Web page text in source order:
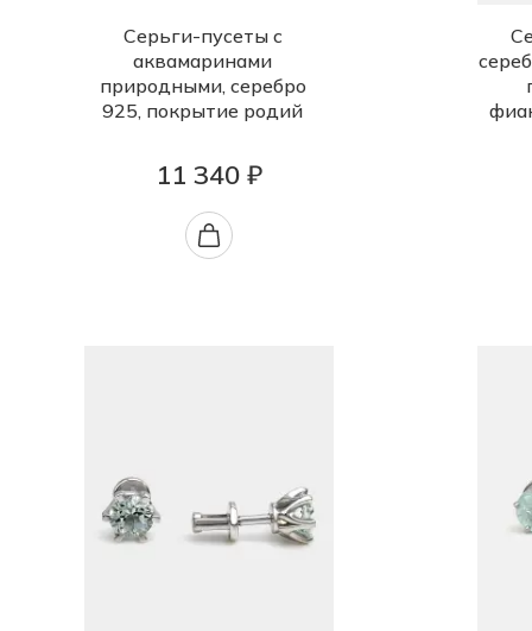
Серьги-пусеты с
аквамаринами
природными, серебро
925, покрытие родий
11 340 ₽